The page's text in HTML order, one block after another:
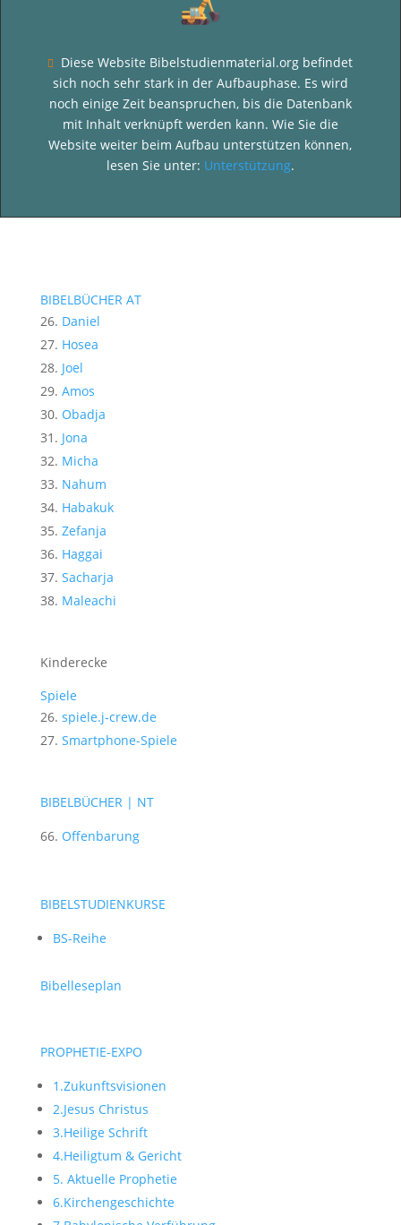

Diese Website Bibelstudienmaterial.org befindet
sich noch sehr stark in der Aufbauphase. Es wird
noch einige Zeit beanspruchen, bis die Datenbank
mit Inhalt verknüpft werden kann. Wie Sie die
Website weiter beim Aufbau unterstützen können,
lesen Sie unter: Unterstützung.
BIBELBÜCHER AT
Daniel
Hosea
Joel
Amos
Obadja
Jona
Micha
Nahum
Habakuk
Zefanja
Haggai
Sacharja
Maleachi
Kinderecke
Spiele
spiele.j-crew.de
Smartphone-Spiele
BIBELBÜCHER | NT
Offenbarung
BIBELSTUDIENKURSE
BS-Reihe
Bibelleseplan
PROPHETIE-EXPO
1.Zukunftsvisionen
2.Jesus Christus
3.Heilige Schrift
4.Heiligtum & Gericht
5. Aktuelle Prophetie
6.Kirchengeschichte